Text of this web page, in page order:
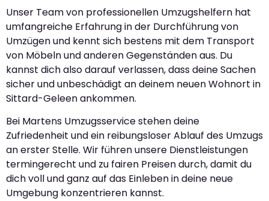
Unser Team von professionellen Umzugshelfern hat
umfangreiche Erfahrung in der Durchführung von
Umzügen und kennt sich bestens mit dem Transport
von Möbeln und anderen Gegenständen aus. Du
kannst dich also darauf verlassen, dass deine Sachen
sicher und unbeschädigt an deinem neuen Wohnort in
Sittard-Geleen ankommen.
Bei Martens Umzugsservice stehen deine
Zufriedenheit und ein reibungsloser Ablauf des Umzugs
an erster Stelle. Wir führen unsere Dienstleistungen
termingerecht und zu fairen Preisen durch, damit du
dich voll und ganz auf das Einleben in deine neue
Umgebung konzentrieren kannst.